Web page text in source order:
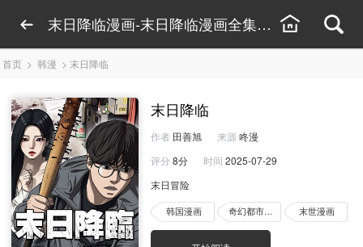
末日降临漫画-末日降临漫画全集免费看-末日降
首页 > 韩漫 > 末日降临
末日降临
作者 田善旭 来源 咚漫
评分 8分 时间 2025-07-29
末日冒险
韩国漫画 奇幻都市漫画 末世漫画